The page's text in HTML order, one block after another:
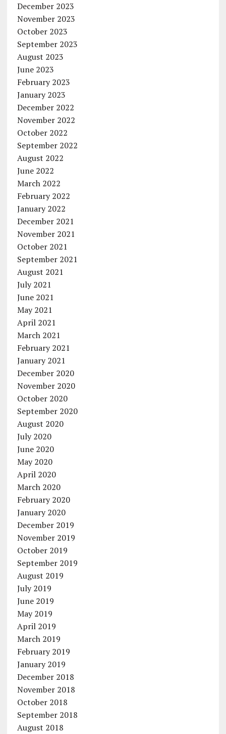
December 2023
November 2023
October 2023
September 2023
August 2023
June 2023
February 2023
January 2023
December 2022
November 2022
October 2022
September 2022
August 2022
June 2022
March 2022
February 2022
January 2022
December 2021
November 2021
October 2021
September 2021
August 2021
July 2021
June 2021
May 2021
April 2021
March 2021
February 2021
January 2021
December 2020
November 2020
October 2020
September 2020
August 2020
July 2020
June 2020
May 2020
April 2020
March 2020
February 2020
January 2020
December 2019
November 2019
October 2019
September 2019
August 2019
July 2019
June 2019
May 2019
April 2019
March 2019
February 2019
January 2019
December 2018
November 2018
October 2018
September 2018
August 2018